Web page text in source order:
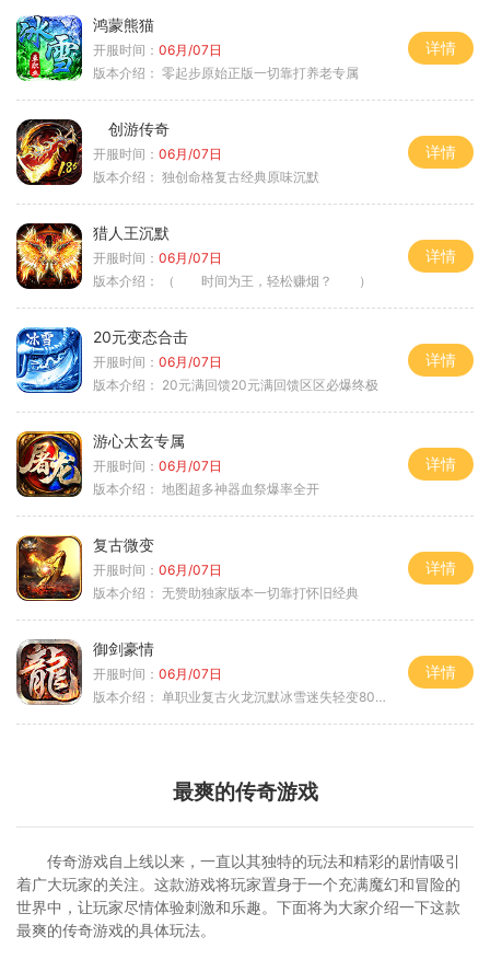
鸿蒙熊猫
开服时间： 06月/07日
版本介绍： 零起步原始正版一切靠打养老专属
详情
创游传奇
开服时间： 06月/07日
版本介绍： 独创命格复古经典原味沉默
详情
猎人王沉默
开服时间： 06月/07日
版本介绍：
（ 时间为王，轻松赚烟？ ）
详情
20元变态合击
开服时间： 06月/07日
版本介绍： 20元满回馈20元满回馈区区必爆终极
详情
游心太玄专属
开服时间： 06月/07日
版本介绍： 地图超多神器血祭爆率全开
详情
复古微变
开服时间： 06月/07日
版本介绍： 无赞助独家版本一切靠打怀旧经典
详情
御剑豪情
开服时间： 06月/07日
版本介绍： 单职业复古火龙沉默冰雪迷失轻变8085
详情
最爽的传奇游戏
传奇游戏自上线以来，一直以其独特的玩法和精彩的剧情吸引
着广大玩家的关注。这款游戏将玩家置身于一个充满魔幻和冒险的
世界中，让玩家尽情体验刺激和乐趣。下面将为大家介绍一下这款
最爽的传奇游戏的具体玩法。